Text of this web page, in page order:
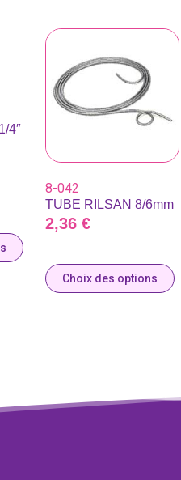
4″
8-042
TUBE RILSAN 8/6mm
2,36 €
Choix des options